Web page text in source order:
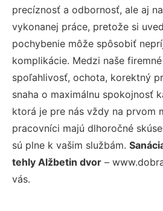
precíznosť a odbornosť, ale aj
vykonanej práce, pretože si
pochybenie môže spôsobiť
komplikácie. Medzi naše
spoľahlivosť, ochota, korektný
snaha o maximálnu spokojnosť
ktorá je pre nás vždy na prvom
pracovníci majú dlhoročné
sú plne k vašim službám.
tehly Alžbetin dvor –
vás.